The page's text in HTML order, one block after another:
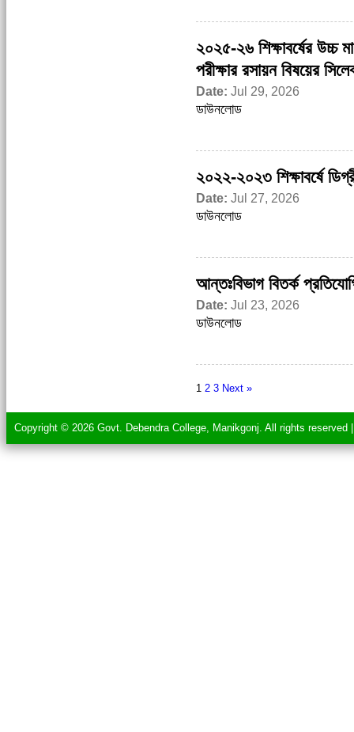
২০২৫-২৬ শিক্ষাবর্ষের উচ্চ
পরীক্ষার রসায়ন বিষয়ের
Date: Jul 29, 2026
ডাউনলোড
২০২২-২০২৩ শিক্ষাবর্ষে
Date: Jul 27, 2026
ডাউনলোড
আন্তঃবিভাগ বিতর্ক
Date: Jul 23, 2026
ডাউনলোড
1 2 3 Next »
Copyright © 2026 Govt. Debendra College, Manikgonj. All rights reserved